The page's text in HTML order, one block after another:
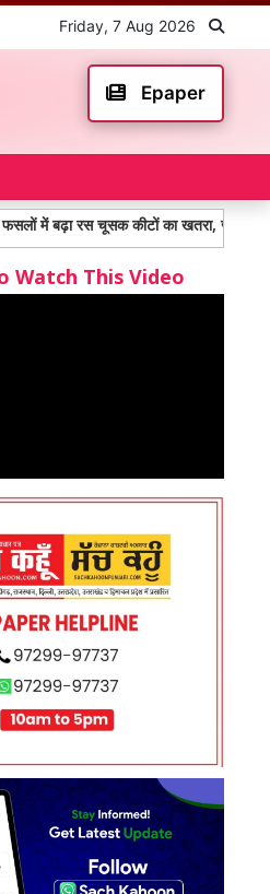
Friday, 7 Aug 2026
Epaper
कीटों का खतरा, जानें बचाव के प्रभावी
Watch This Video